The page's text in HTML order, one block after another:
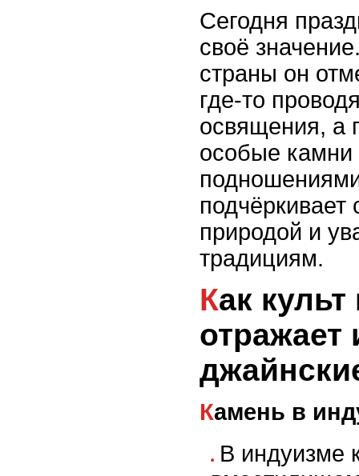
Сегодня
своё
страны он
где-то
освящения, а
особые камни
подчёркивает
природой и
традициям.
Как культ камня
отражает
Камень в
В индуизме